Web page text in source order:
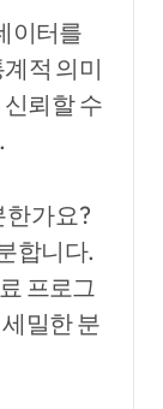
적 의미
뢰할 수
가요?
프로그
밀한 분